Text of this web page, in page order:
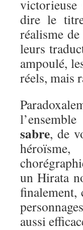
dire le
réalisme
leurs
ampoulé,
réels, mais
sabre, de
un Hirata
finalement,
aussi